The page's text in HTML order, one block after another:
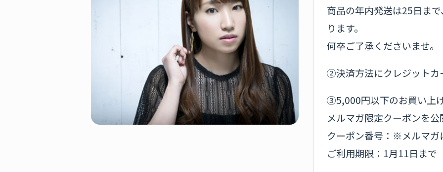
商品の年内発送は25日ま
ります。
何卒ご了承くださいませ。
②決済方法にクレジットカ
③5,000円以下のお買い上
メルマガ限定クーポンを公
クーポン番号：※メルマ
ご利用期限：1月11日まで